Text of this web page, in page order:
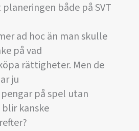
både på SVT
ad hoc än man skulle
på vad
rättigheter. Men de
ju
på spel utan
blir kanske